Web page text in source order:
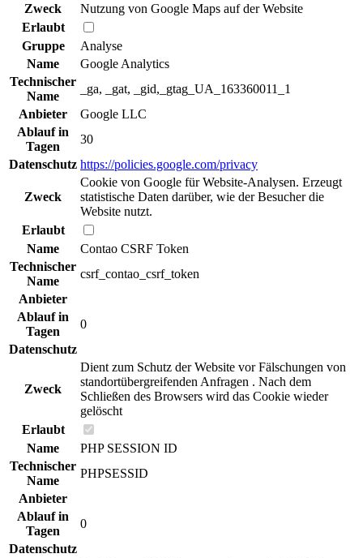
Zweck
Nutzung von Google Maps auf der Website
Erlaubt
Gruppe
Analyse
Name
Google Analytics
Technischer
Name
_ga, _gat, _gid,_gtag_UA_163360011_1
Anbieter
Google LLC
Ablauf in
Tagen
30
Datenschutz https://policies.google.com/privacy
Zweck
Cookie von Google für Website-Analysen. Erzeugt
statistische Daten darüber, wie der Besucher die
Website nutzt.
Erlaubt
Name
Contao CSRF Token
Technischer
Name
csrf_contao_csrf_token
Anbieter
Ablauf in
Tagen
0
Datenschutz
Zweck
Dient zum Schutz der Website vor Fälschungen von
standortübergreifenden Anfragen . Nach dem
Schließen des Browsers wird das Cookie wieder
gelöscht
Erlaubt
Name
PHP SESSION ID
Technischer
Name
PHPSESSID
Anbieter
Ablauf in
Tagen
0
Datenschutz